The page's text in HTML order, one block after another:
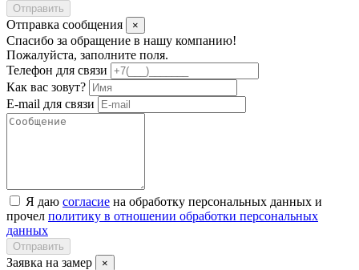
Отправить
Отправка сообщения ×
Спасибо за обращение в нашу компанию!
Пожалуйста, заполните поля.
Телефон для связи
Как вас зовут?
E-mail для связи
Я даю согласие на обработку персональных данных и
прочел политику в отношении обработки персональных
данных
Отправить
Заявка на замер ×